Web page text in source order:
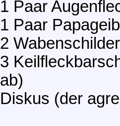
1 Paar
1 Paar
2
3
ab)
Diskus (der